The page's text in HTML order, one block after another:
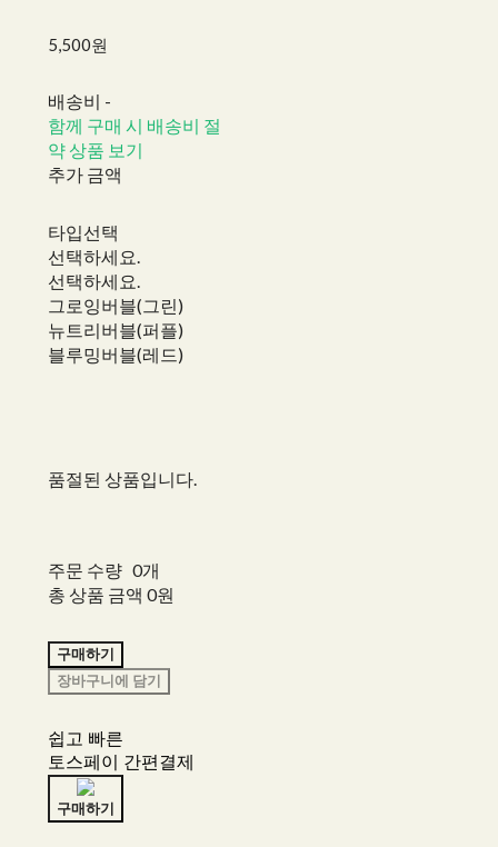
5,500원
배송비 -
함께 구매 시 배송비 절
약 상품 보기
추가 금액
타입선택
선택하세요.
선택하세요.
그로잉버블(그린)
뉴트리버블(퍼플)
블루밍버블(레드)
품절된 상품입니다.
주문 수량 0개
총 상품 금액 0원
구매하기
장바구니에 담기
쉽고 빠른
토스페이 간편결제
구매하기